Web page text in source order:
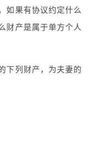
如果有协议约定什么
财产是属于单方个人
下列财产，为夫妻的